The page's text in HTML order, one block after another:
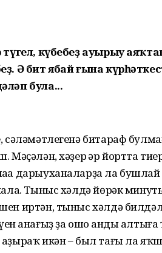
түгел, күбебеҙ ауырыу
Ә бит ябай ғына
була...
сәләмәтлегенә битараф
Мәҫәлән, хәҙер һәр йортта
дарыуханаларҙа ла
Тыныс хәлдә йөрәк
иртән, тыныс хәлдә
һанағыҙ ҙа ошо һанды
аҙыраҡ икән – был тағы ла